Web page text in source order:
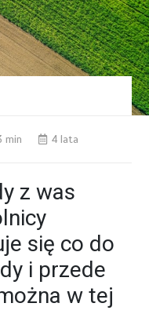
min 4 lata
z was
się co do
i przede
w tej